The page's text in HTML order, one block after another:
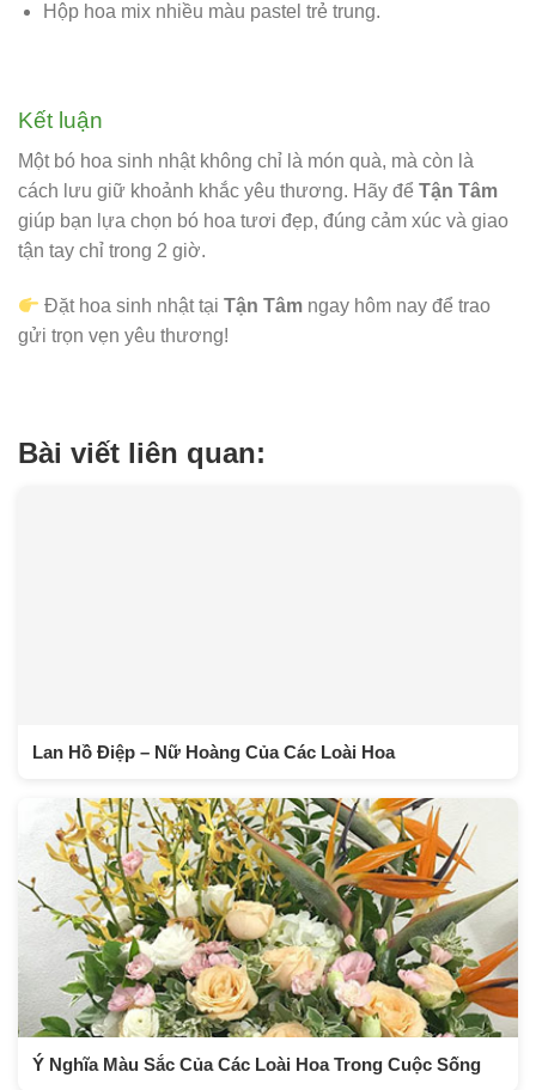
Hộp hoa mix nhiều màu pastel trẻ trung.
Kết luận
Một bó hoa sinh nhật không chỉ là món quà, mà còn là
cách lưu giữ khoảnh khắc yêu thương. Hãy để Tận Tâm
giúp bạn lựa chọn bó hoa tươi đẹp, đúng cảm xúc và giao
tận tay chỉ trong 2 giờ.
Đặt hoa sinh nhật tạiTận Tâm ngay hôm nay để trao
gửi trọn vẹn yêu thương!
Bài viết liên quan:
Lan Hồ Điệp – Nữ Hoàng Của Các Loài Hoa
Ý Nghĩa Màu Sắc Của Các Loài Hoa Trong Cuộc Sống